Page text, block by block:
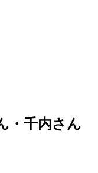
・千内さん